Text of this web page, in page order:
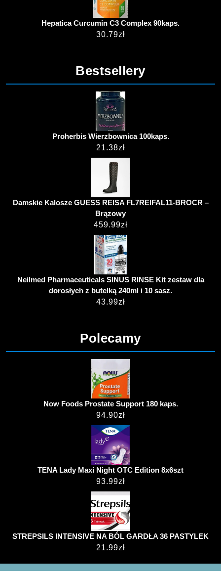
Hepatica Curcumin C3 Complex 90kaps.
30.79zł
Bestsellery
Proherbis Wierzbownica 100kaps.
21.38zł
Damskie Kalosze GUESS REISA FL7REIFAL11-BROCR –
Brązowy
459.99zł
Neilmed Pharmaceuticals SINUS RINSE Kit zestaw dla
dorosłych z butelką 240ml i 10 sasz.
43.99zł
Polecamy
Now Foods Prostate Support 180 kaps.
94.90zł
TENA Lady Maxi Night OTC Edition 8x6szt
93.99zł
STREPSILS INTENSIVE NA BÓL GARDŁA 36 PASTYLEK
21.99zł